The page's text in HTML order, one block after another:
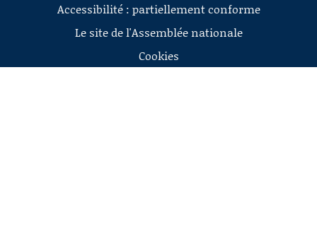
Accessibilité : partiellement conforme
Le site de l'Assemblée nationale
Cookies